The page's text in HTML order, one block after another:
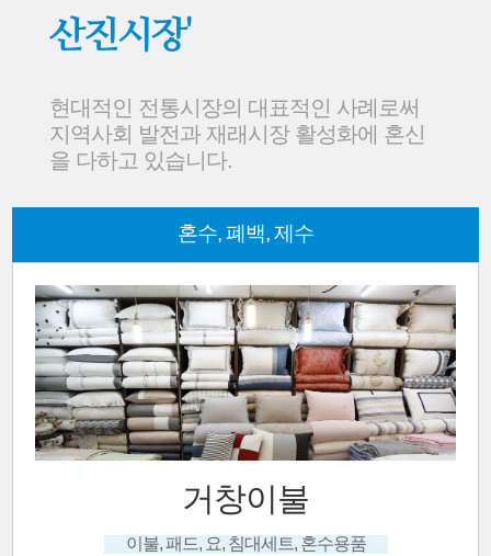
산진시장'
현대적인 전통시장의 대표적인 사례로써
지역사회 발전과 재래시장 활성화에 혼신
을 다하고 있습니다.
혼수, 폐백, 제수
우봉주단
한복맞춤, 결혼예복